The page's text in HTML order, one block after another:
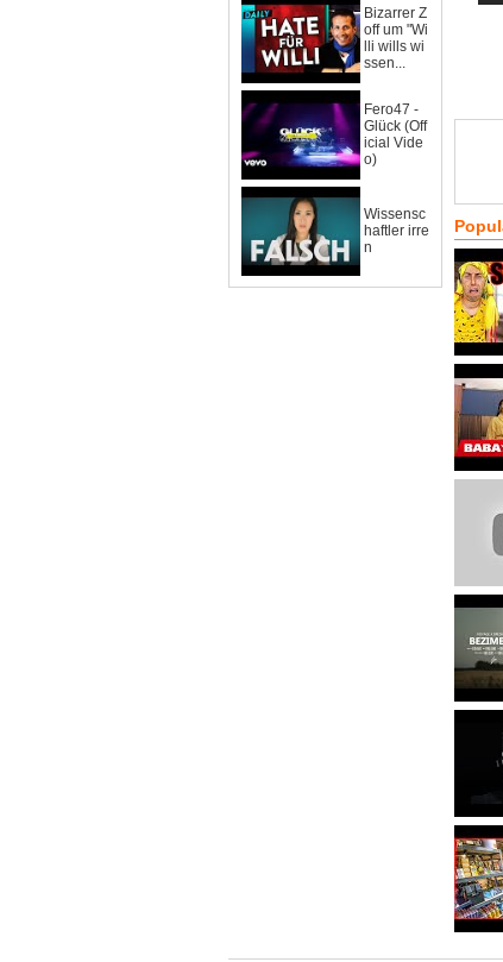
Bizarrer Z
off um "Wi
lli wills wi
ssen...
Fero47 -
Glück (Off
icial Vide
o)
Wissensc
haftler irre
n